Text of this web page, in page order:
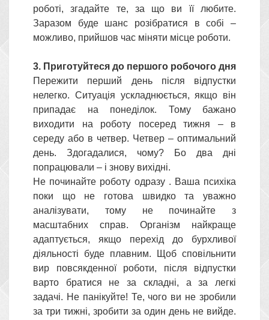
роботі, згадайте те, за що ви її любите.
Заразом буде шанс розібратися в собі –
можливо, прийшов час міняти місце роботи.
3. Приготуйтеся до першого робочого дня
Пережити перший день після відпустки
нелегко. Ситуація ускладнюється, якщо він
припадає на понеділок. Тому бажано
виходити на роботу посеред тижня – в
середу або в четвер. Четвер – оптимальний
день. Здогадалися, чому? Бо два дні
попрацювали – і знову вихідні.
Не починайте роботу одразу . Ваша психіка
поки що не готова швидко та уважно
аналізувати, тому не починайте з
масштабних справ. Організм найкраще
адаптується, якщо перехід до бурхливої
діяльності буде плавним. Щоб сповільнити
вир повсякденної роботи, після відпустки
варто братися не за складні, а за легкі
задачі. Не панікуйте! Те, чого ви не зробили
за три тижні, зробити за один день не вийде.